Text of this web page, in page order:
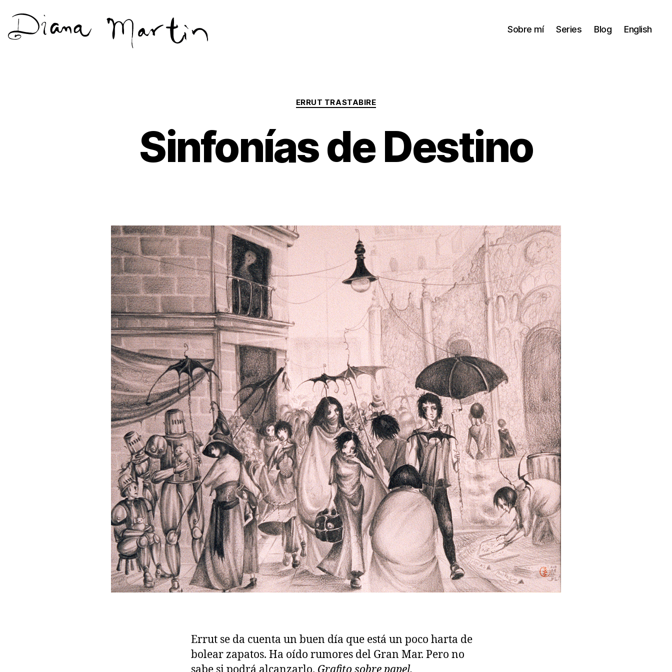
Sobre mí Series Blog English
Categorías
ERRUT TRASTABIRE
Sinfonías de Destino
Errut se da cuenta un buen día que está un poco harta de
bolear zapatos. Ha oído rumores del Gran Mar. Pero no